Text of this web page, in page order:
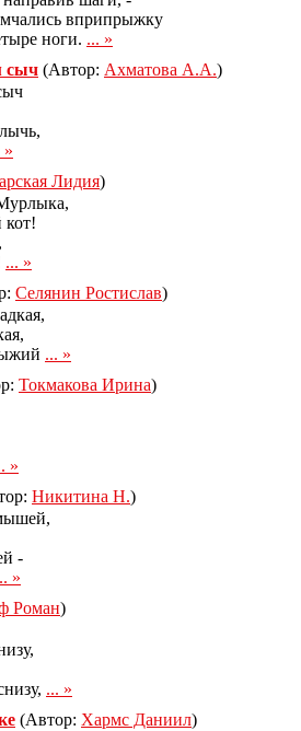
вприпрыжку
ноги. ... »
сыч (Автор: Ахматова А.А.)
»
Лидия)
... »
Селянин Ростислав)
... »
Токмакова Ирина)
»
Никитина Н.)
-
»
Роман)
... »
(Автор: Хармс Даниил)